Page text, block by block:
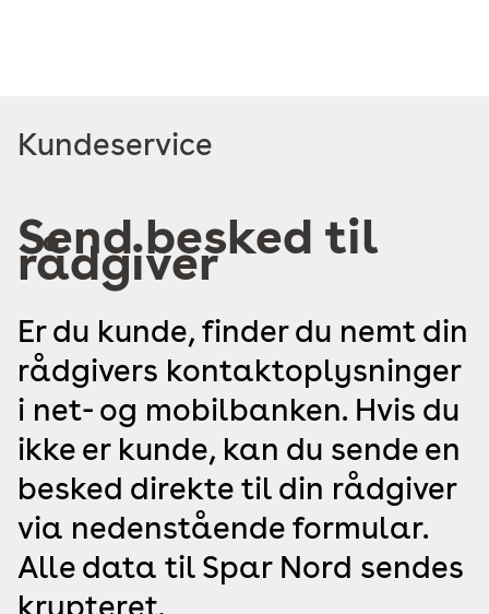
Read
Kundeservice
Send besked til
rådgiver
Er du kunde, finder du nemt din
rådgivers kontaktoplysninger
i net- og mobilbanken. Hvis du
ikke er kunde, kan du sende en
besked direkte til din rådgiver
via nedenstående formular.
Alle data til Spar Nord sendes
krypteret.